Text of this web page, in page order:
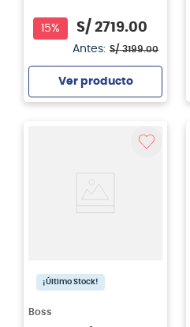
15% S/ 2719.00
Antes: S/ 3199.00
Ver producto
¡Último Stock!
Boss